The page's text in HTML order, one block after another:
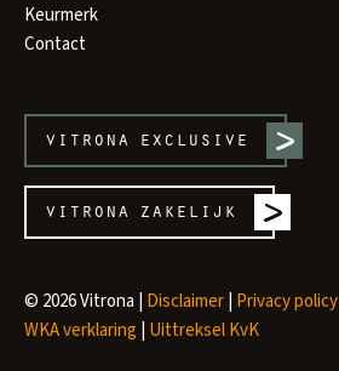
Keurmerk
Contact
vitrona exclusive
vitrona zakelijk
© 2026 Vitrona | Disclaimer| Privacy policy
WKA verklaring | Uittreksel KvK